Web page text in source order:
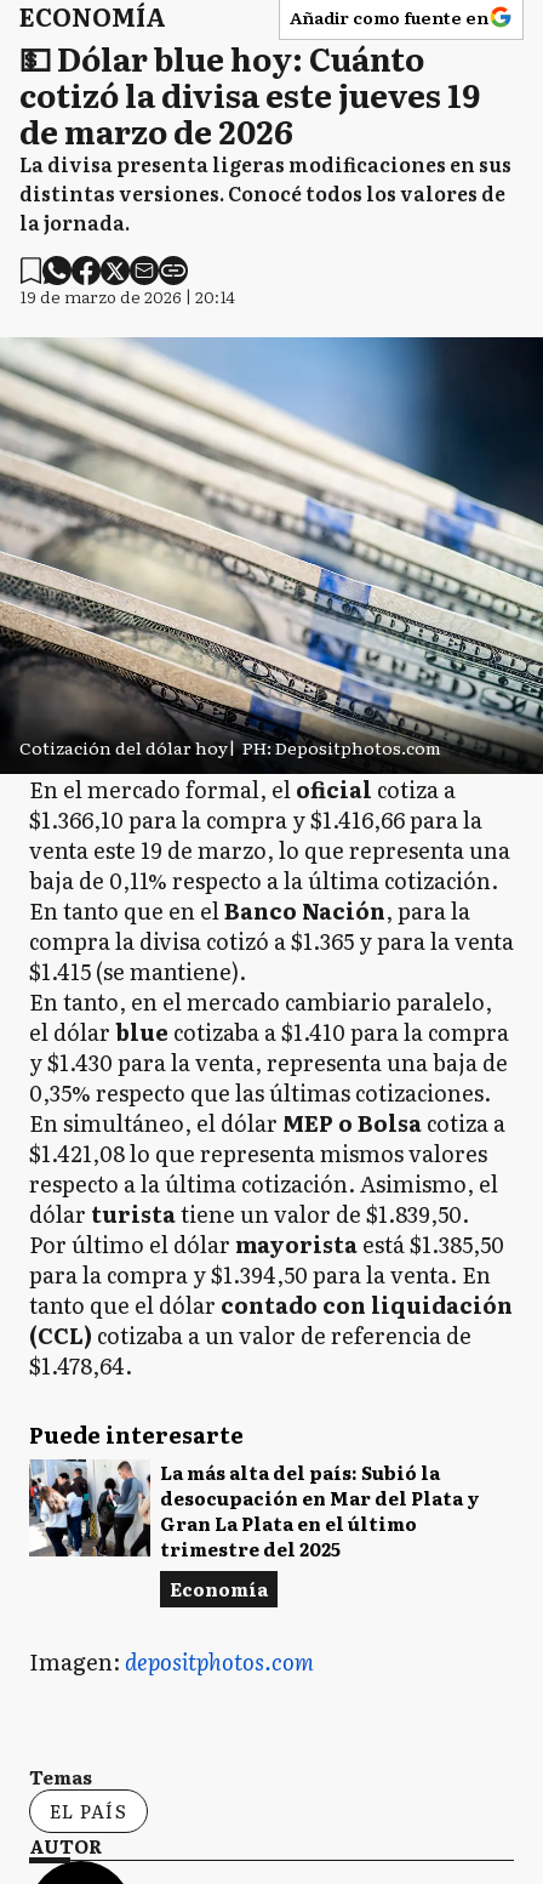
ECONOMÍA Añadir como fuente en
💵 Dólar blue hoy: Cuánto
cotizó la divisa este jueves 19
de marzo de 2026
La divisa presenta ligeras modificaciones en sus
distintas versiones. Conocé todos los valores de
la jornada.
19 de marzo de 2026 | 20:14
Cotización del dólar hoy| PH: Depositphotos.com
En el mercado formal, eloficial cotiza a
$1.366,10 para la compra y $1.416,66 para la
venta este 19 de marzo, lo que representa una
baja de 0,11% respecto a la última cotización.
En tanto que en elBanco Nación, para la
compra la divisa cotizó a $1.365 y para la venta
$1.415 (se mantiene).
En tanto, en el mercado cambiario paralelo,
el dólarblue cotizaba a $1.410 para la compra
y $1.430 para la venta, representa una baja de
0,35% respecto que las últimas cotizaciones.
En simultáneo, el dólar MEP o Bolsacotiza a
$1.421,08 lo que representa mismos valores
respecto a la última cotización. Asimismo, el
dólar turistatiene un valor de $1.839,50.
Por último el dólar mayoristaestá $1.385,50
para la compra y $1.394,50 para la venta. En
tanto que el dólar contado con liquidación
(CCL) cotizaba a un valor de referencia de
$1.478,64.
Puede interesarte
La más alta del país: Subió la
desocupación en Mar del Plata y
Gran La Plata en el último
trimestre del 2025
Economía
Imagen:depositphotos.com
Temas
EL PAÍS
AUTOR